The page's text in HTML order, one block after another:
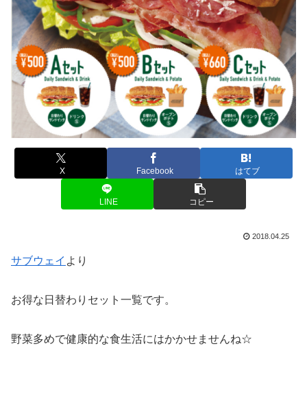
X Facebook はてブ
LINE コピー
2018.04.25
サブウェイ より
お得な日替わりセット一覧です。
野菜多めで健康的な食生活にはかかせませんね☆